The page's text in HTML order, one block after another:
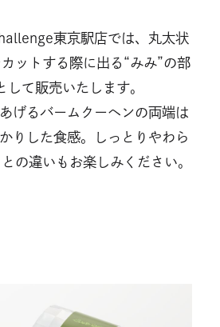
東京駅店では、丸太状
カットする際に出る“みみ”の部
して販売いたします。
げるバームクーヘンの両端は
りした食感。しっとりやわら
との違いもお楽しみください。